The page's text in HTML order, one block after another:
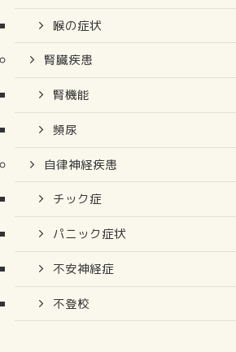
喉の症状
腎臓疾患
腎機能
頻尿
自律神経疾患
チック症
パニック症状
不安神経症
不登校